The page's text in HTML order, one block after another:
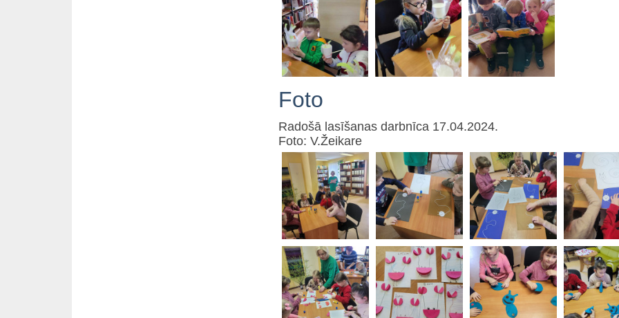
Foto
Radošā lasīšanas darbnīca 17.04.2024.
Foto: V.Žeikare